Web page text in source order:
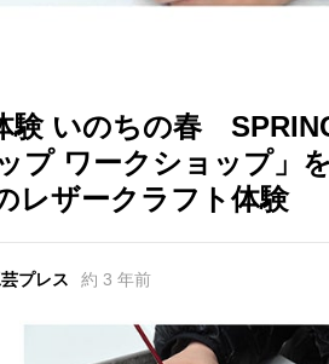
験 いのちの春
プ ワークショップ」
レザークラフト体験
プレス 約 3 年前